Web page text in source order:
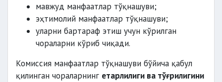
мавжуд манфаатлар тўқнашуви;
эҳтимолий манфаатлар тўқнашуви;
уларни бартараф этиш учун кўрилган
чораларни кўриб чиқади.
Комиссия манфаатлар тўқнашуви бўйича қабул
қилинган чораларнинг етарлилиги ва тўғрилигини